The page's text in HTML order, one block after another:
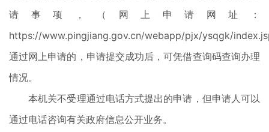
请事项，（网上申请网址：
https://www.pingjiang.gov.cn/webapp/pjx/ysqgk/
通过网上申请的，申请提交成功后，可凭借查询码查询办理
情况。
本机关不受理通过电话方式提出的申请，但申请人可以
通过电话咨询有关政府信息公开业务。